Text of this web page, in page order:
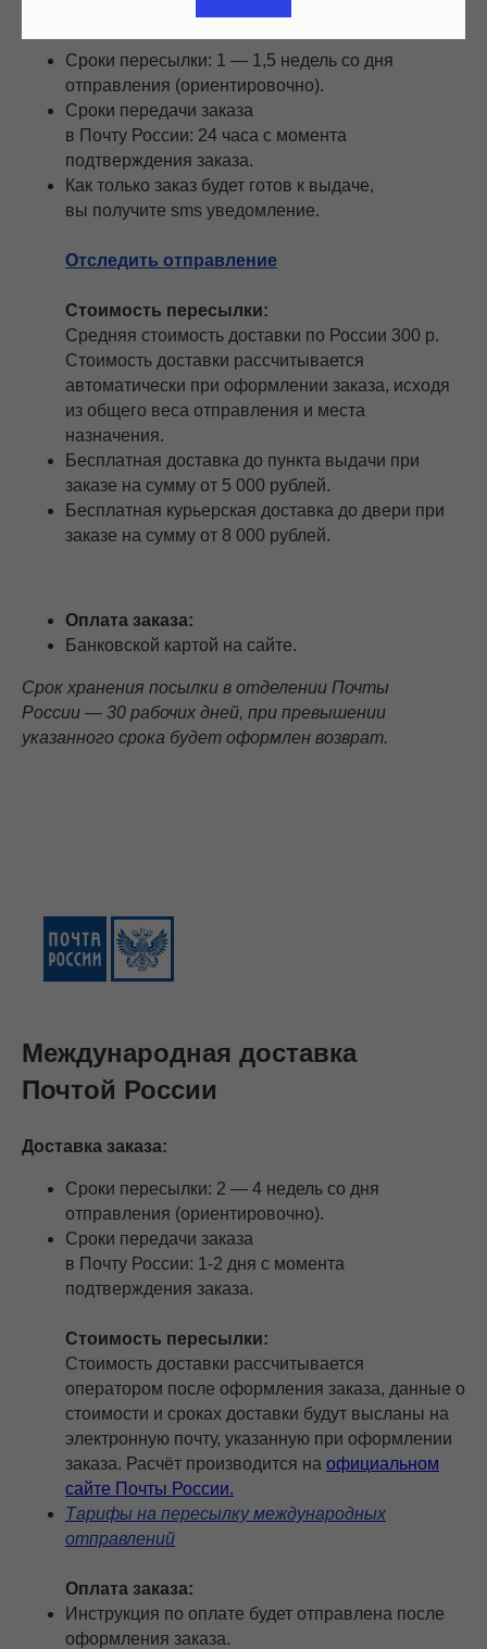
Сроки пересылки: 1 — 1,5 недель со дня
отправления (ориентировочно).
Сроки передачи заказа
в Почту России: 24 часа с момента
подтверждения заказа.
Как только заказ будет готов к выдаче,
вы получите sms уведомление.
Отследить отправление
Стоимость пересылки:
Средняя стоимость доставки по России 300 р.
Cтоимость доставки рассчитывается
автоматически при оформлении заказа, исходя
из общего веса отправления и места
назначения.
Бесплатная доставка до пункта выдачи при
заказе на сумму от 5 000 рублей.
Бесплатная курьерская доставка до двери при
заказе на сумму от 8 000 рублей.
Оплата заказа:
Банковской картой на сайте.
Срок хранения посылки в отделении Почты
России — 30 рабочих дней, при превышении
указанного срока будет оформлен возврат.
Международная доставка
Почтой России
Доставка заказа:
Сроки пересылки: 2 — 4 недель со дня
отправления (ориентировочно).
Сроки передачи заказа
в Почту России: 1-2 дня с момента
подтверждения заказа.
Стоимость пересылки:
Стоимость доставки рассчитывается
оператором после оформления заказа, данные о
стоимости и сроках доставки будут высланы на
электронную почту, указанную при оформлении
заказа. Расчёт производится на официальном
сайте Почты России.
Тарифы на пересылку международных
отправлений
Оплата заказа:
Инструкция по оплате будет отправлена после
оформления заказа.